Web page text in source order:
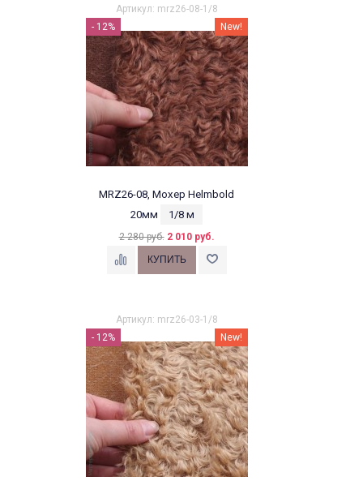
Артикул: mrz26-08-1/8
- 12%
New!
MRZ26-08, Мохер Helmbold
20мм
1/8 м
2 280 руб. 2 010 руб.
Артикул: mrz26-03-1/8
- 12%
New!